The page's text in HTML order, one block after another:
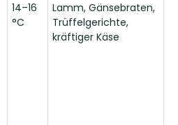
14–16
°C
Lamm, Gänsebraten,
Trüffelgerichte,
kräftiger Käse